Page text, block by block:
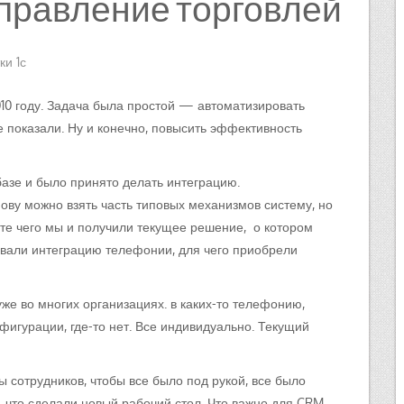
торговлей
1с
году. Задача была простой — автоматизировать
Ну и конечно, повысить эффективность
и было принято делать интеграцию.
можно взять часть типовых механизмов систему, но
чего мы и получили текущее решение, о котором
интеграцию телефонии, для чего приобрели
во многих организациях. в каких-то телефонию,
где-то нет. Все индивидуально. Текущий
чтобы все было под рукой, все было